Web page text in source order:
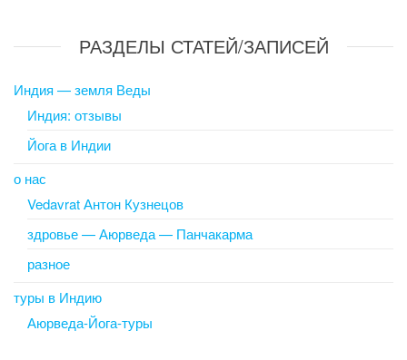
РАЗДЕЛЫ СТАТЕЙ/ЗАПИСЕЙ
Индия — земля Веды
Индия: отзывы
Йога в Индии
о нас
Vedavrat Антон Кузнецов
здровье — Аюрведа — Панчакарма
разное
туры в Индию
Аюрведа-Йога-туры